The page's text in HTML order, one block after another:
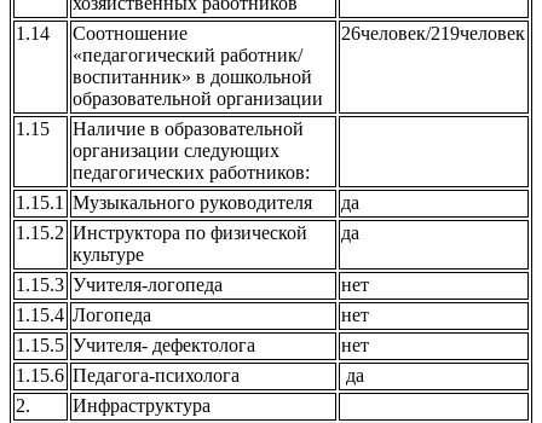
1.14
Соотношение
«педагогический работник/
воспитанник» в дошкольной
образовательной организации
26человек/219человек
1.15
Наличие в образовательной
организации следующих
педагогических работников:
1.15.1
Музыкального руководителя
да
1.15.2 Инструктора по физической
культуре
да
1.15.3 Учителя-логопеда
нет
1.15.4 Логопеда
нет
1.15.5 Учителя- дефектолога
нет
1.15.6 Педагога-психолога
да
2.
Инфраструктура